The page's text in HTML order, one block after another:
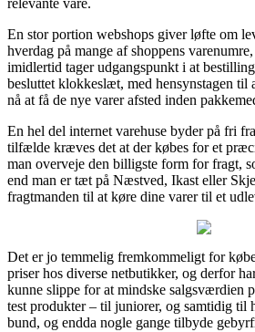
relevante vare.
En stor portion webshops giver løfte om
hverdag på mange af shoppens
imidlertid tager udgangspunkt i at
besluttet klokkeslæt, med hensynstagen til
nå at få de nye varer afsted inden
En hel del internet varehuse byder på fri
tilfælde kræves det at der købes for et
man overveje den billigste form for fragt,
end man er tæt på Næstved, Ikast eller
fragtmanden til at køre dine varer til et
Det er jo temmelig fremkommeligt for
priser hos diverse netbutikker, og derfor
kunne slippe for at mindske salgsværdien
test produkter – til juniorer, og samtidig til
bund, og endda nogle gange tilbyde